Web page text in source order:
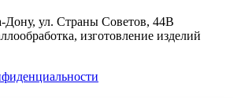
Дону, ул. Страны Советов, 44В
изготовление изделий